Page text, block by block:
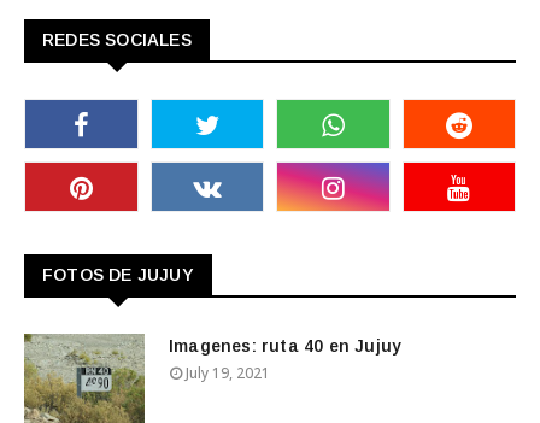
REDES SOCIALES
FOTOS DE JUJUY
Imagenes: ruta 40 en Jujuy
July 19, 2021